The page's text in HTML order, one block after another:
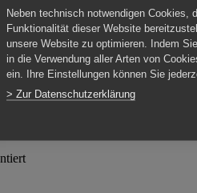
Ort im Wandel erleben
Neben technisch notwendigen Cookies,
Funktionalität dieser Website
unsere Website zu optimieren. Indem
in die Verwendung aller Arten von
ein. Ihre Einstellungen können Sie
> Zur Datenschutzerklärung